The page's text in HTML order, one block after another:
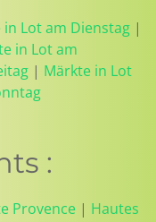
in Lot am Dienstag |
in Lot am
| Märkte in Lot
:
Provence | Hautes